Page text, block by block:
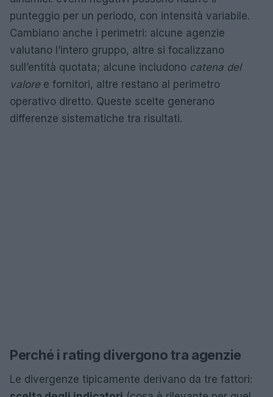
punteggio per un periodo, con intensità variabile.
Cambiano anche i perimetri: alcune agenzie
valutano l’intero gruppo, altre si focalizzano
sull’entità quotata; alcune includono catena del
valoree fornitori, altre restano al perimetro
operativo diretto. Queste scelte generano
differenze sistematiche tra risultati.
Perché i rating divergono tra agenzie
Le divergenze tipicamente derivano da tre fattori: